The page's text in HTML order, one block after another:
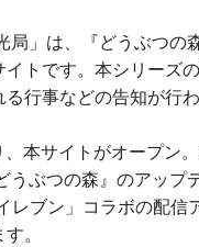
局」は、『どうぶつの
トです。本シリーズの
行事などの告知が行わ
本サイトがオープン
うぶつの森』のアップ
レブン」コラボの配信
。